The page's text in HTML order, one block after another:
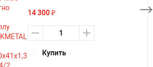
14 300₽
Купить